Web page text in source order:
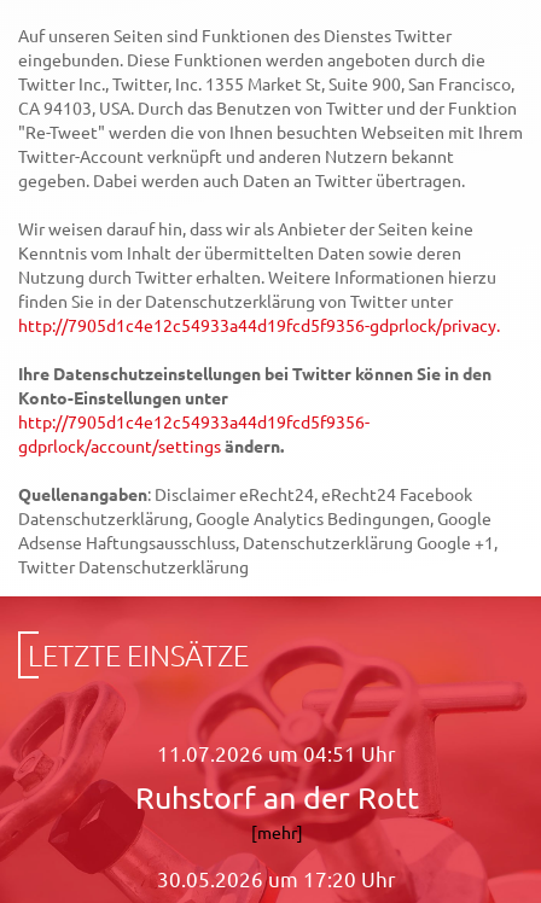
Auf unseren Seiten sind Funktionen des Dienstes Twitter
eingebunden. Diese Funktionen werden angeboten durch die
Twitter Inc., Twitter, Inc. 1355 Market St, Suite 900, San Francisco,
CA 94103, USA. Durch das Benutzen von Twitter und der Funktion
"Re-Tweet" werden die von Ihnen besuchten Webseiten mit Ihrem
Twitter-Account verknüpft und anderen Nutzern bekannt
gegeben. Dabei werden auch Daten an Twitter übertragen.
Wir weisen darauf hin, dass wir als Anbieter der Seiten keine
Kenntnis vom Inhalt der übermittelten Daten sowie deren
Nutzung durch Twitter erhalten. Weitere Informationen hierzu
finden Sie in der Datenschutzerklärung von Twitter unter
http://7905d1c4e12c54933a44d19fcd5f9356-gdprlock/privacy.
Ihre Datenschutzeinstellungen bei Twitter können Sie in den
Konto-Einstellungen unter
http://7905d1c4e12c54933a44d19fcd5f9356-
gdprlock/account/settingsändern.
Quellenangaben: Disclaimer eRecht24, eRecht24 Facebook
Datenschutzerklärung, Google Analytics Bedingungen, Google
Adsense Haftungsausschluss, Datenschutzerklärung Google +1,
Twitter Datenschutzerklärung
LETZTE EINSÄTZE
11.07.2026 um 04:51 Uhr
Ruhstorf an der Rott
[mehr]
30.05.2026 um 17:20 Uhr